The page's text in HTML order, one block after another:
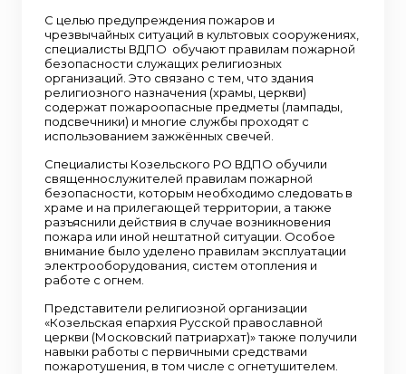
С целью предупреждения пожаров и
чрезвычайных ситуаций в культовых сооружениях,
специалисты ВДПО обучают правилам пожарной
безопасности служащих религиозных
организаций. Это связано с тем, что здания
религиозного назначения (храмы, церкви)
содержат пожароопасные предметы (лампады,
подсвечники) и многие службы проходят с
использованием зажжённых свечей.
Специалисты Козельского РО ВДПО обучили
священнослужителей правилам пожарной
безопасности, которым необходимо следовать в
храме и на прилегающей территории, а также
разъяснили действия в случае возникновения
пожара или иной нештатной ситуации. Особое
внимание было уделено правилам эксплуатации
электрооборудования, систем отопления и
работе с огнем.
Представители религиозной организации
«Козельская епархия Русской православной
церкви (Московский патриархат)» также получили
навыки работы с первичными средствами
пожаротушения, в том числе с огнетушителем.